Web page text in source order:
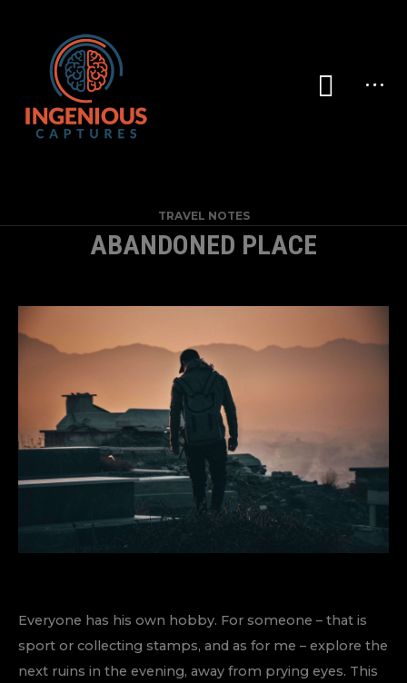
TRAVEL NOTES
ABANDONED PLACE
Everyone has his own hobby. For someone – that is
sport or collecting stamps, and as for me – explore the
next ruins in the evening, away from prying eyes. This